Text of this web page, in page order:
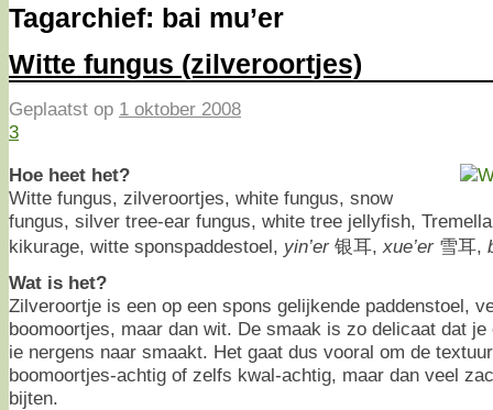
Tagarchief: bai mu’er
Witte fungus (zilveroortjes)
Geplaatst op 1 oktober 2008
3
Hoe heet het?
Witte fungus, zilveroortjes, white fungus, snow
fungus, silver tree-ear fungus, white tree jellyfish,
kikurage, witte sponspaddestoel, yin’er 银耳, xue’er 雪耳,
Wat is het?
Zilveroortje is een op een spons gelijkende paddenstoel,
boomoortjes, maar dan wit. De smaak is zo delicaat dat
ie nergens naar smaakt. Het gaat dus vooral om de
boomoortjes-achtig of zelfs kwal-achtig, maar dan veel
bijten.